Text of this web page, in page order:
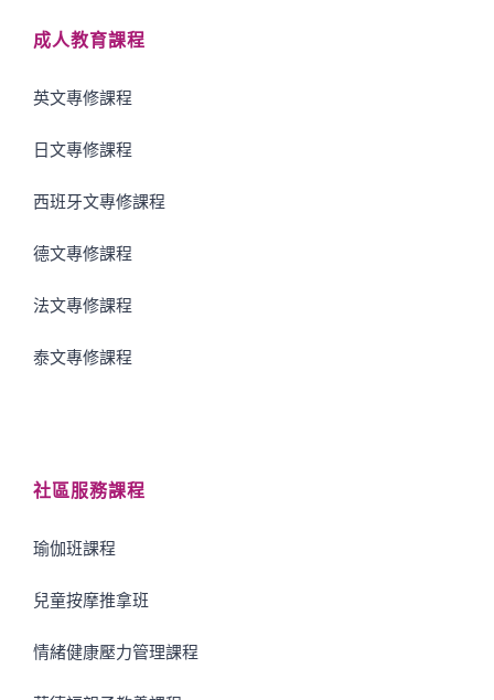
成人教育課程
英文專修課程
日文專修課程
西班牙文專修課程
德文專修課程
法文專修課程
泰文專修課程
社區服務課程
瑜伽班課程
兒童按摩推拿班
情緒健康壓力管理課程